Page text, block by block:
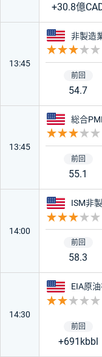
+30.8億
13:45
アメリ
非製造
54.7
13:45
アメリカ
総合PMI
55.1
14:00
アメリ
ISM非
58.3
14:30
アメリ
EIA原
+691kbbl